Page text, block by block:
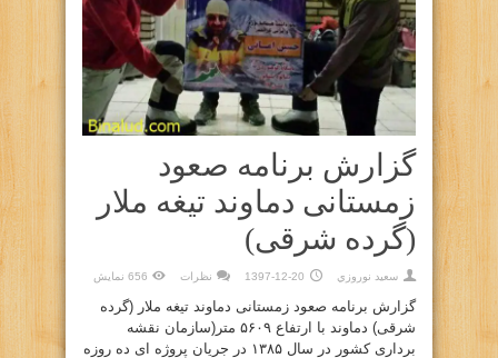
گزارش برنامه صعود
زمستانی دماوند تیغه ملار
(گرده شرقی)
سعيد نوروزي 1397-12-20 نظرات 656 نمایش
گزارش برنامه صعود زمستانی دماوند تیغه ملار (گرده
شرقی) دماوند با ارتفاع ۵۶۰۹ متر(سازمان نقشه
برداری کشور در سال ۱۳۸۵ در جریان پروژه ای ده روزه